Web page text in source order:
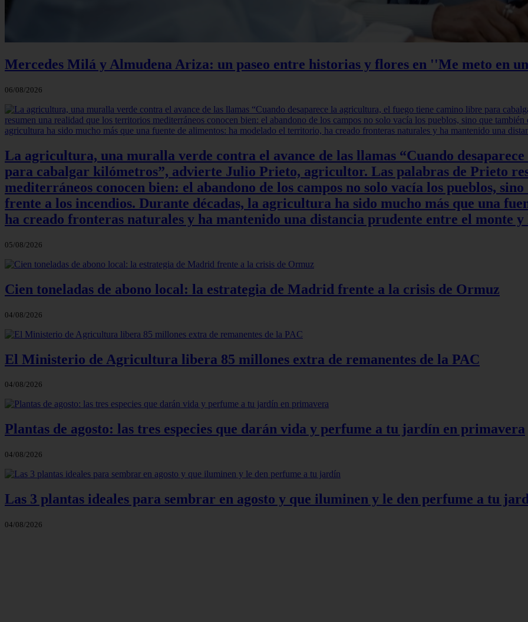
Mercedes Milá y Almudena Ariza: un paseo entre historias y flores en ''Me meto en
06/08/2026
La agricultura, una muralla verde contra el avance de las llamas “Cuando
para cabalgar kilómetros”, advierte Julio Prieto, agricultor. Las palabras de Prieto
mediterráneos conocen bien: el abandono de los campos no solo vacía los pueblos,
frente a los incendios. Durante décadas, la agricultura ha sido mucho más que una
ha creado fronteras naturales y ha mantenido una distancia prudente entre el monte y
05/08/2026
Cien toneladas de abono local: la estrategia de Madrid frente a la crisis de Ormuz
04/08/2026
El Ministerio de Agricultura libera 85 millones extra de remanentes de la PAC
04/08/2026
Plantas de agosto: las tres especies que darán vida y perfume a tu jardín en primavera
04/08/2026
Las 3 plantas ideales para sembrar en agosto y que iluminen y le den perfume a tu
04/08/2026